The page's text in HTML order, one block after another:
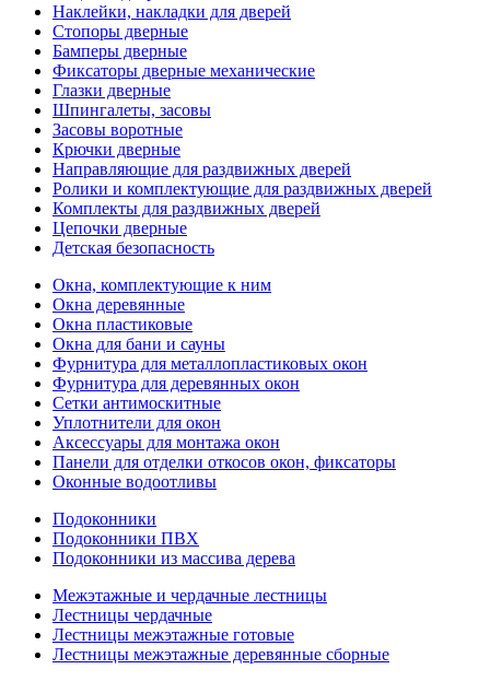
Наклейки, накладки для дверей
Стопоры дверные
Бамперы дверные
Фиксаторы дверные механические
Глазки дверные
Шпингалеты, засовы
Засовы воротные
Крючки дверные
Направляющие для раздвижных дверей
Ролики и комплектующие для раздвижных дверей
Комплекты для раздвижных дверей
Цепочки дверные
Детская безопасность
Окна, комплектующие к ним
Окна деревянные
Окна пластиковые
Окна для бани и сауны
Фурнитура для металлопластиковых окон
Фурнитура для деревянных окон
Сетки антимоскитные
Уплотнители для окон
Аксессуары для монтажа окон
Панели для отделки откосов окон, фиксаторы
Оконные водоотливы
Подоконники
Подоконники ПВХ
Подоконники из массива дерева
Межэтажные и чердачные лестницы
Лестницы чердачные
Лестницы межэтажные готовые
Лестницы межэтажные деревянные сборные